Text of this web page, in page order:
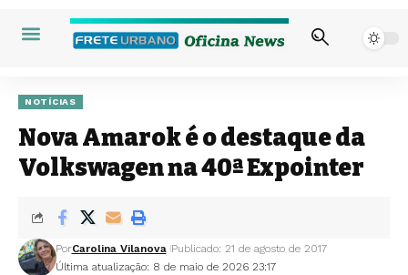
NOTÍCIAS
Nova Amarok é o destaque da
Volkswagen na 40ª Expointer
Última atualização: 8 de maio de 2026 23:17
PorCarolina Vilanova Publicado: 21 de agosto de 2017